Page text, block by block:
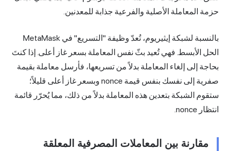
حزمة المعاملة الأصلية والفرعية جذابة للمعدنين.
بالنسبة لشبكة إيثيريوم، تُعدّ وظيفة "التسريع" في MetaMask
الحل الأبسط. فهي تُعيد بثّ نفس المعاملة بسعر غاز أعلى. إذا كنتَ
بحاجة إلى إلغاء المعاملة بدلاً من تسريعها، فأرسل معاملة بقيمة
صفرية إلى نفسك بنفس قيمة nonce وبسعر غاز أعلى قليلاً؛
ستقوم الشبكة بتعدين هذه المعاملة بدلاً من ذلك، مما يُحرّر قائمة
انتظار nonce.
مقارنة بين المعاملات المصرفية المعلقة